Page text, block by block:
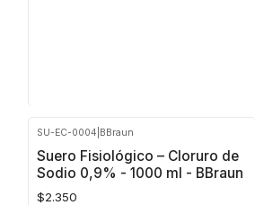
SU-EC-0004 BBraun
Suero Fisiológico – Cloruro de
Sodio 0,9% - 1000 ml - BBraun
$2.350